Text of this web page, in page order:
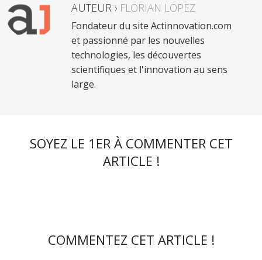
AUTEUR › FLORIAN LOPEZ
Fondateur du site Actinnovation.com
et passionné par les nouvelles
technologies, les découvertes
scientifiques et l'innovation au sens
large.
SOYEZ LE 1ER À COMMENTER CET
ARTICLE !
COMMENTEZ CET ARTICLE !